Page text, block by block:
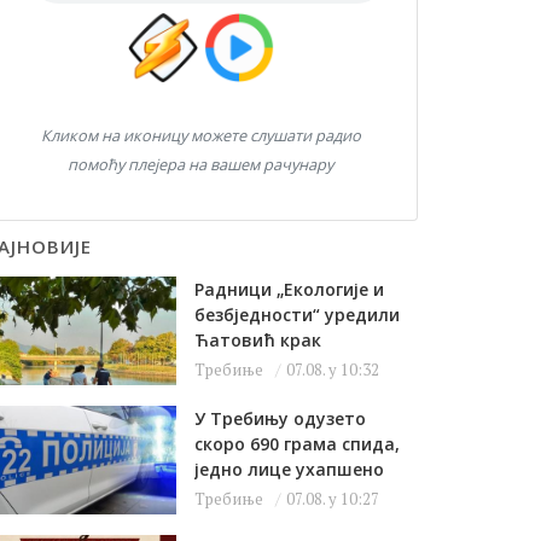
Кликом на иконицу можете слушати радио
помоћу плејера на вашем рачунару
Радници „Екологије и
безбједности“ уредили
Ћатовић крак
Требиње 07.08. у 10:32
У Требињу одузето
скоро 690 грама спида,
једно лице ухапшено
Требиње 07.08. у 10:27